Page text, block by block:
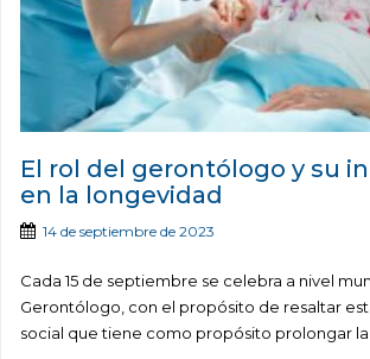
El rol del gerontólogo y su
en la longevidad
14 de septiembre de 2023
Cada 15 de septiembre se celebra a nivel
Gerontólogo, con el propósito de resaltar
social que tiene como propósito prolongar la